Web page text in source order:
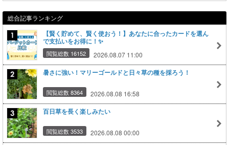
総合記事ランキング
【賢く貯めて、賢く使おう！】あなたに合ったカードを選ん
で支払いをお得に！✨
閲覧総数 16152 2026.08.07 11:00
暑さに強い！マリーゴールドと日々草の種を採ろう！
閲覧総数 8364 2026.08.08 16:58
百日草を長く楽しみたい
閲覧総数 3533 2026.08.08 00:00